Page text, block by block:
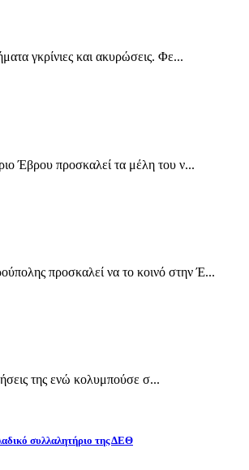
γκρίνιες και ακυρώσεις. Φε...
Έβρου προσκαλεί τα μέλη του ν...
προσκαλεί να το κοινό στην Έ...
της ενώ κολυμπούσε σ...
συλλαλητήριο της ΔΕΘ